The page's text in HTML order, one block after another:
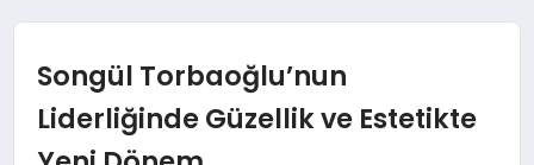
EKONOMI
Songül Torbaoğlu’nun
Liderliğinde Güzellik ve Estetikte